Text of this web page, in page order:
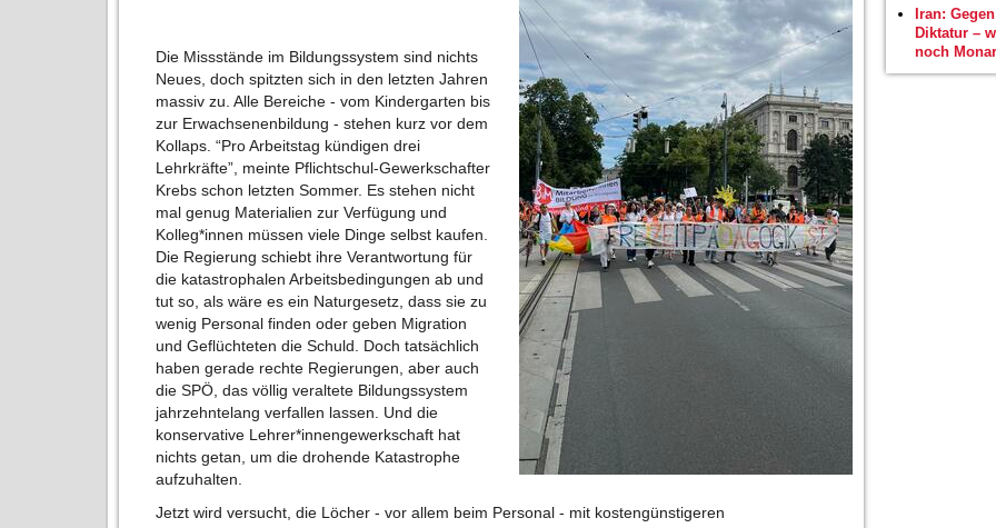
Die Missstände im Bildungssystem sind nichts
Neues, doch spitzten sich in den letzten Jahren
massiv zu. Alle Bereiche - vom Kindergarten bis
zur Erwachsenenbildung - stehen kurz vor dem
Kollaps. “Pro Arbeitstag kündigen drei
Lehrkräfte”, meinte Pflichtschul-Gewerkschafter
Krebs schon letzten Sommer. Es stehen nicht
mal genug Materialien zur Verfügung und
Kolleg*innen müssen viele Dinge selbst kaufen.
Die Regierung schiebt ihre Verantwortung für
die katastrophalen Arbeitsbedingungen ab und
tut so, als wäre es ein Naturgesetz, dass sie zu
wenig Personal finden oder geben Migration
und Geflüchteten die Schuld. Doch tatsächlich
haben gerade rechte Regierungen, aber auch
die SPÖ, das völlig veraltete Bildungssystem
jahrzehntelang verfallen lassen. Und die
konservative Lehrer*innengewerkschaft hat
nichts getan, um die drohende Katastrophe
aufzuhalten.
Jetzt wird versucht, die Löcher - vor allem beim Personal - mit kostengünstigeren
Iran:
Diktatur –
noch